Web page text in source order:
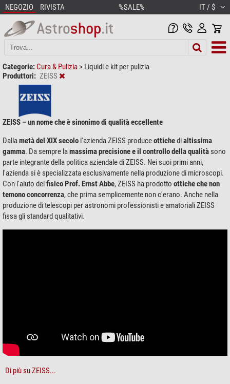
NEGOZIO RIVISTA %SALE% IT / $
Categorie: Cura & Pulizia > Liquidi e kit per pulizia
Produttori: ZEISS
ZEISS – un nome che è sinonimo di qualità eccellente
Dallametà del XIX secolo l'azienda ZEISS produceottichedialtissima
gamma. Da sempre lamassima precisione e il controllo della qualità sono
parte integrante della politica aziendale di ZEISS. Nei suoi primi anni,
l'azienda si è specializzata esclusivamente nella produzione di microscopi.
Con l'aiuto delfisico Prof. Ernst Abbe, ZEISS ha prodotto ottiche che non
temono concorrenza, che prima semplicemente non c'erano. Anche nella
produzione di telescopi per astronomi professionisti e amatoriali ZEISS
fissa gli standard qualitativi.
Di più su ZEISS...